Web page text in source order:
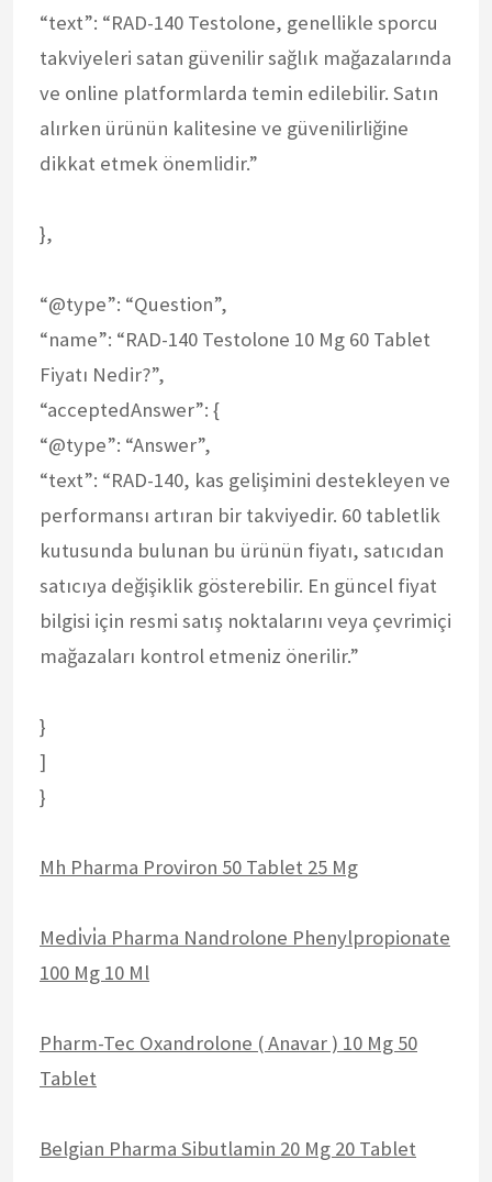
“text”: “RAD-140 Testolone, genellikle sporcu
takviyeleri satan güvenilir sağlık mağazalarında
ve online platformlarda temin edilebilir. Satın
alırken ürünün kalitesine ve güvenilirliğine
dikkat etmek önemlidir.”
},
“@type”: “Question”,
“name”: “RAD-140 Testolone 10 Mg 60 Tablet
Fiyatı Nedir?”,
“acceptedAnswer”: {
“@type”: “Answer”,
“text”: “RAD-140, kas gelişimini destekleyen ve
performansı artıran bir takviyedir. 60 tabletlik
kutusunda bulunan bu ürünün fiyatı, satıcıdan
satıcıya değişiklik gösterebilir. En güncel fiyat
bilgisi için resmi satış noktalarını veya çevrimiçi
mağazaları kontrol etmeniz önerilir.”
}
]
}
Mh Pharma Proviron 50 Tablet 25 Mg
Medi̇vi̇a Pharma Nandrolone Phenylpropionate
100 Mg 10 Ml
Pharm-Tec Oxandrolone ( Anavar ) 10 Mg 50
Tablet
Belgian Pharma Sibutlamin 20 Mg 20 Tablet